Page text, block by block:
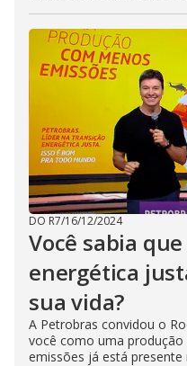
DO R7/16/12/2024
Você sabia
energética
sua vida?
A Petrobras convidou o
você como uma
emissões já está presente